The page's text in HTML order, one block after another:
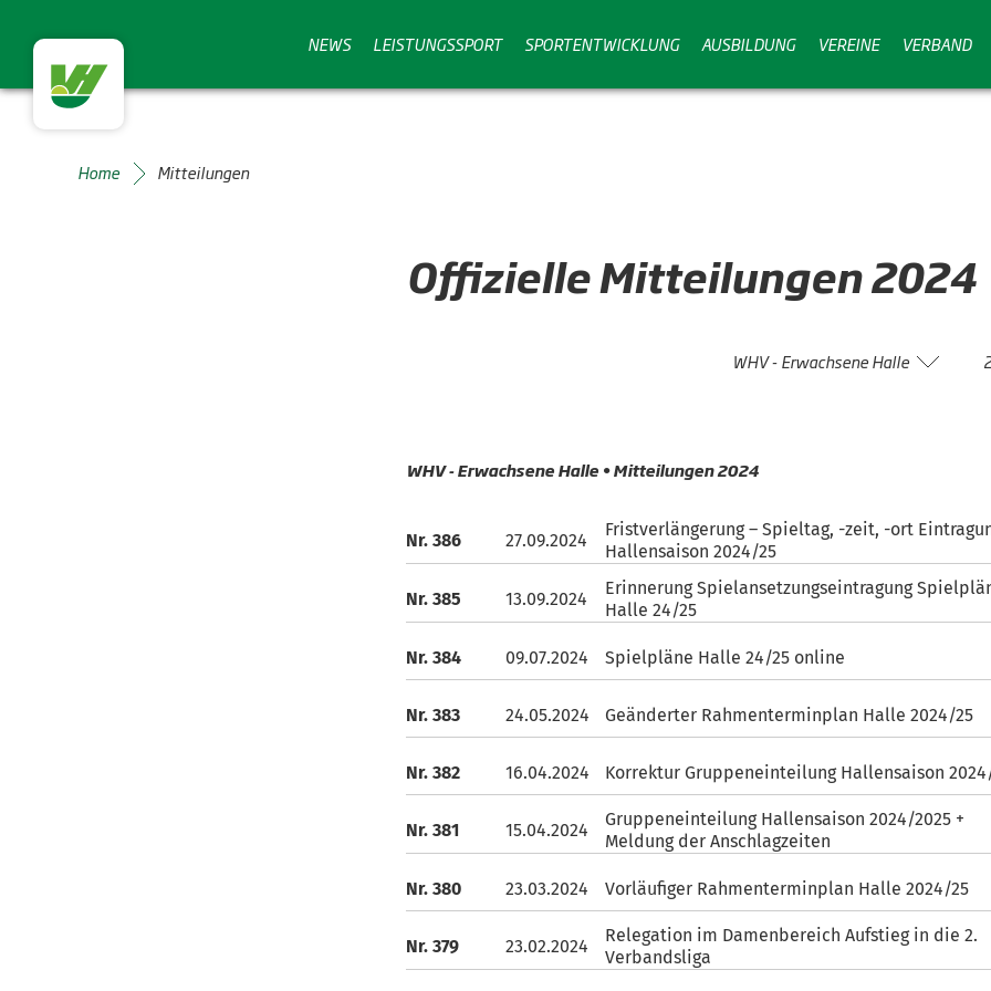
NEWS LEISTUNGSSPORT SPORTENTWICKLUNG AUSBILDUNG VEREINE VERBAND
Home Mitteilungen
OffizielleMitteilungen2024
WHV - Erwachsene Halle
WHV - Erwachsene Halle • Mitteilungen 2024
Nr. 386 27.09.2024
Fristverlängerung – Spieltag, -zeit, -ort
Hallensaison 2024/25
Nr. 385 13.09.2024
Erinnerung Spielansetzungseintragung
Halle 24/25
Nr. 384 09.07.2024 Spielpläne Halle 24/25 online
Nr. 383 24.05.2024 Geänderter Rahmenterminplan Halle 2024/25
Nr. 382 16.04.2024 Korrektur Gruppeneinteilung Hallensaison
Nr. 381 15.04.2024
Gruppeneinteilung Hallensaison 2024/2025 +
Meldung der Anschlagzeiten
Nr. 380 23.03.2024 Vorläufiger Rahmenterminplan Halle 2024/25
Nr. 379 23.02.2024
Relegation im Damenbereich Aufstieg in die 2.
Verbandsliga